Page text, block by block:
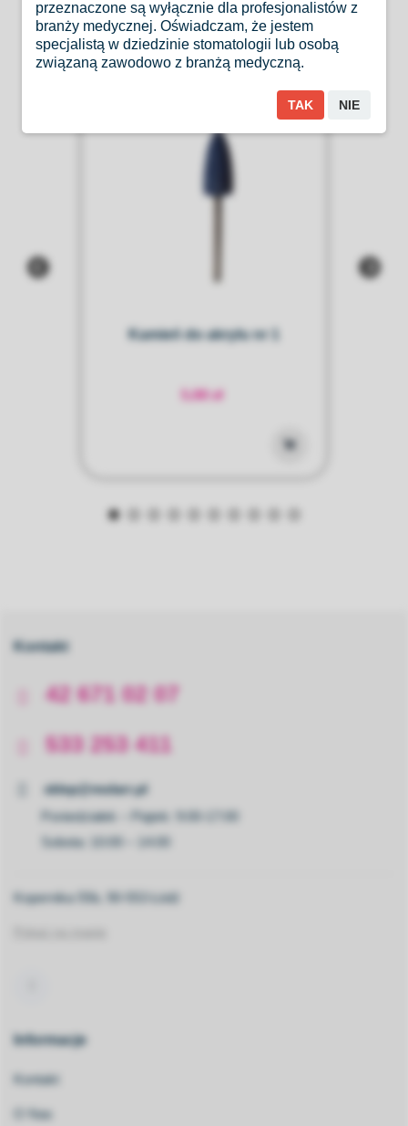
Kamień do akrylu nr 1
5,00 zł
Kontakt
42 671 02 07
533 253 411
sklep@molarr.pl
Poniedziałek – Piątek: 9:00-17:00
Sobota: 10:00 – 14:00
Kopernika 55b, 90-553 Łódź
Informacje
Kontakt
O Nas
przeznaczone są wyłącznie dla profesjonalistów z
branży medycznej. Oświadczam, że jestem
specjalistą w dziedzinie stomatologii lub osobą
związaną zawodowo z branżą medyczną.
TAK NIE